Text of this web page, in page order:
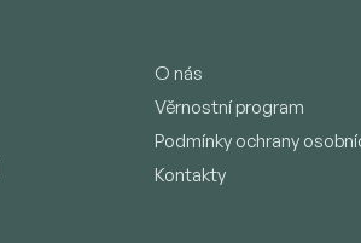
O nás
Věrnostní program
Podmínky ochrany
Kontakty